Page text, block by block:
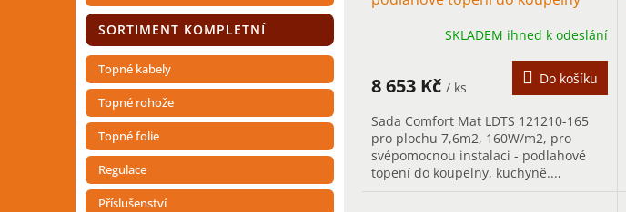
SORTIMENT KOMPLETNÍ
Topné kabely
Topné rohože
Topné folie
Regulace
Příslušenství
M
A
SKLADEM ihned k odeslání
8 653 Kč / ks
Do košíku
Sada Comfort Mat LDTS 121210-165
pro plochu 7,6m2, 160W/m2, pro
svépomocnou instalaci - podlahové
topení do koupelny, kuchyně...,